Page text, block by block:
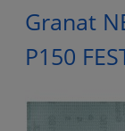
Granat
P150